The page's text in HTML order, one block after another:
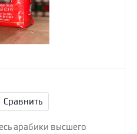
Сравнить
арабики высшего